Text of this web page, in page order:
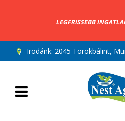
LEGFRISSEBB
Irodánk: 2045 Törökbálint,